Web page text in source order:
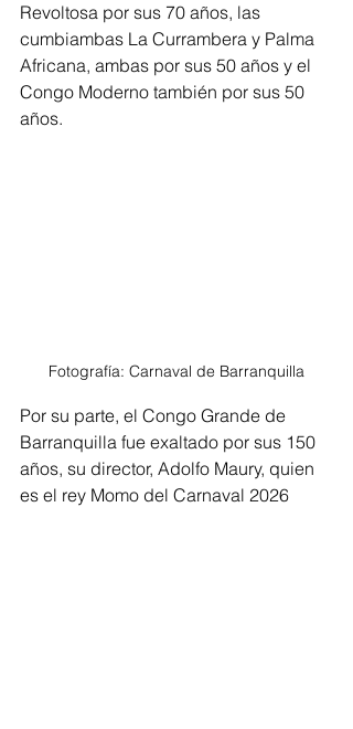
Revoltosa por sus 70 años, las
cumbiambas La Currambera y Palma
Africana, ambas por sus 50 años y el
Congo Moderno también por sus 50
años.
Fotografía: Carnaval de Barranquilla
Por su parte, el Congo Grande de
Barranquilla fue exaltado por sus 150
años, su director, Adolfo Maury, quien
es el rey Momo del Carnaval 2026